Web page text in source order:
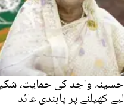
حسینہ واجد کی حمایت،
لیے کھیلنے پر پابندی عائد